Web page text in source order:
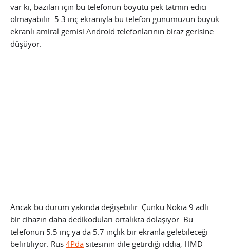
var ki, bazıları için bu telefonun boyutu pek tatmin edici
olmayabilir. 5.3 inç ekranıyla bu telefon günümüzün büyük
ekranlı amiral gemisi Android telefonlarının biraz gerisine
düşüyor.
Ancak bu durum yakında değişebilir. Çünkü Nokia 9 adlı
bir cihazın daha dedikoduları ortalıkta dolaşıyor. Bu
telefonun 5.5 inç ya da 5.7 inçlik bir ekranla gelebileceği
belirtiliyor. Rus 4Pda sitesinin dile getirdiği iddia, HMD